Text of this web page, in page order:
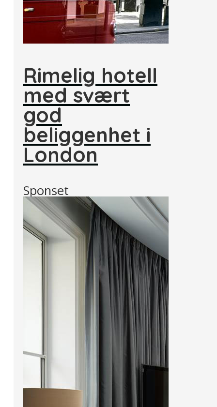
Rimelig hotell
med svært
god
beliggenhet i
London
Sponset